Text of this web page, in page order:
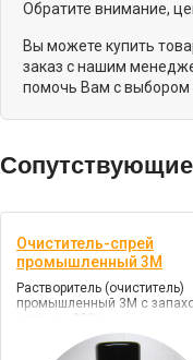
Обратите внимание,
Вы можете купить
заказ с нашим
помочь Вам с выбором
Очиститель-спрей
промышленный 3M
Растворитель (очиститель)
промышленный 3М с
цитруса, 230г.